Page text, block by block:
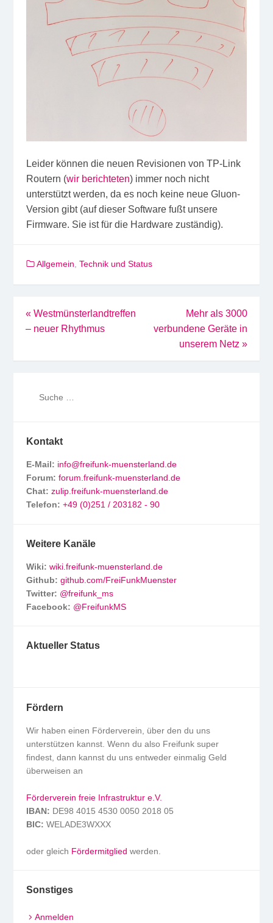
Leider können die neuen Revisionen von TP-Link
Routern (wir berichteten) immer noch nicht
unterstützt werden, da es noch keine neue Gluon-
Version gibt (auf dieser Software fußt unsere
Firmware. Sie ist für die Hardware zuständig).
Allgemein, Technik und Status
Beitragsnavigation
«Westmünsterlandtreffen
– neuer Rhythmus
Mehr als 3000
verbundene Geräte in
unserem Netz »
Kontakt
E-Mail: info@freifunk-muensterland.de
Forum: forum.freifunk-muensterland.de
Chat: zulip.freifunk-muensterland.de
Telefon: +49 (0)251 / 203182 - 90
Weitere Kanäle
Wiki: wiki.freifunk-muensterland.de
Github: github.com/FreiFunkMuenster
Twitter: @freifunk_ms
Facebook: @FreifunkMS
Aktueller Status
Fördern
Wir haben einen Förderverein, über den du uns
unterstützen kannst. Wenn du also Freifunk super
findest, dann kannst du uns entweder einmalig Geld
überweisen an
Förderverein freie Infrastruktur e.V.
IBAN: DE98 4015 4530 0050 2018 05
BIC: WELADE3WXXX
oder gleich Fördermitglied werden.
Sonstiges
Anmelden